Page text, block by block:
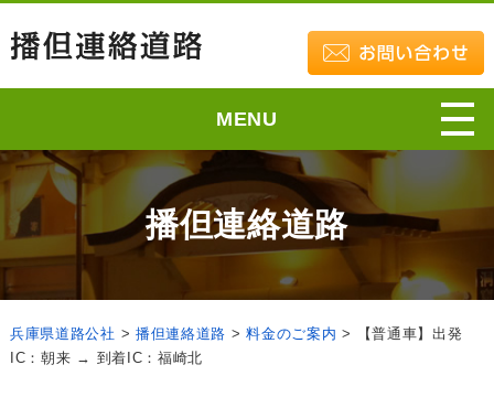
MENU
播但連絡道路
兵庫県道路公社 > 播但連絡道路 >料金のご案内 >
【普通車】出発
IC：朝来 → 到着IC：福崎北